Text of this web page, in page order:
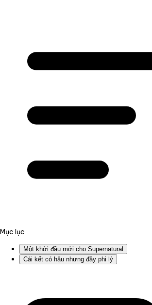
Mục lục
Một khởi đầu mới cho Supernatural
Cái kết có hậu nhưng đầy phi lý